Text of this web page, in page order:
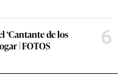
‘Cantante de los
| FOTOS
6